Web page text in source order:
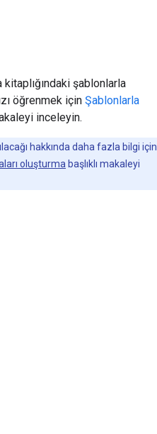
şablonlarla
öğrenmek için Şablonlarla
inceleyin.
hakkında daha fazla bilgi için
oluşturma başlıklı makaleyi